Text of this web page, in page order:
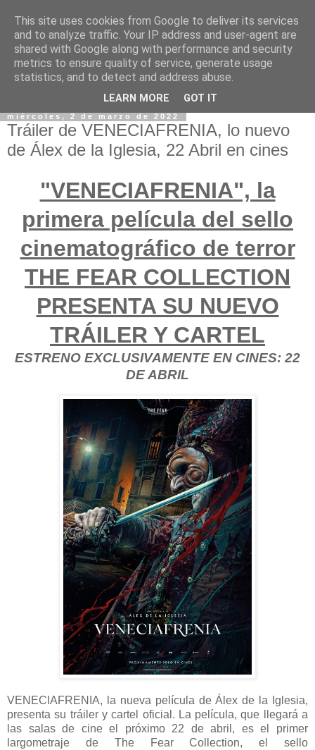
miércoles, 2 de marzo de 2022
Tráiler de VENECIAFRENIA, lo nuevo
de Álex de la Iglesia, 22 Abril en cines
"VENECIAFRENIA", la
primera película del sello
cinematográfico de terror
THE FEAR COLLECTION
PRESENTA SU NUEVO
TRÁILER Y CARTEL
ESTRENO EXCLUSIVAMENTE EN CINES: 22
DE ABRIL
VENECIAFRENIA, la nueva película de Álex de la Iglesia,
presenta su tráiler y cartel oficial. La película, que llegará a
las salas de cine el próximo 22 de abril, es el primer
largometraje de The Fear Collection, el sello
This site uses cookies from Google to deliver its services
and to analyze traffic. Your IP address and user-agent are
shared with Google along with performance and security
metrics to ensure quality of service, generate usage
statistics, and to detect and address abuse.
LEARN MORE GOT IT